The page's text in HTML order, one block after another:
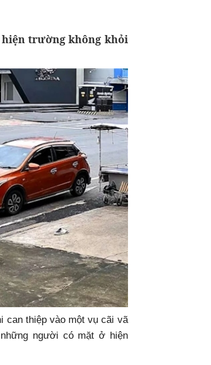
trường không khỏi
can thiệp vào một vụ cãi vã
người có mặt ở hiện